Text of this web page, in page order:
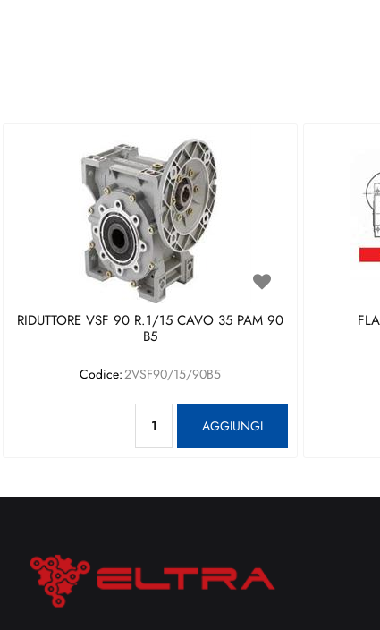
RIDUTTORE VSF 90 R.1/15 CAVO 35 PAM 90
B5
Codice:2VSF90/15/90B5
AGGIUNGI